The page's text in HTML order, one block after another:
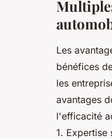
Les
bénéfices
les
avantages
l'efficacité
1. Expertise